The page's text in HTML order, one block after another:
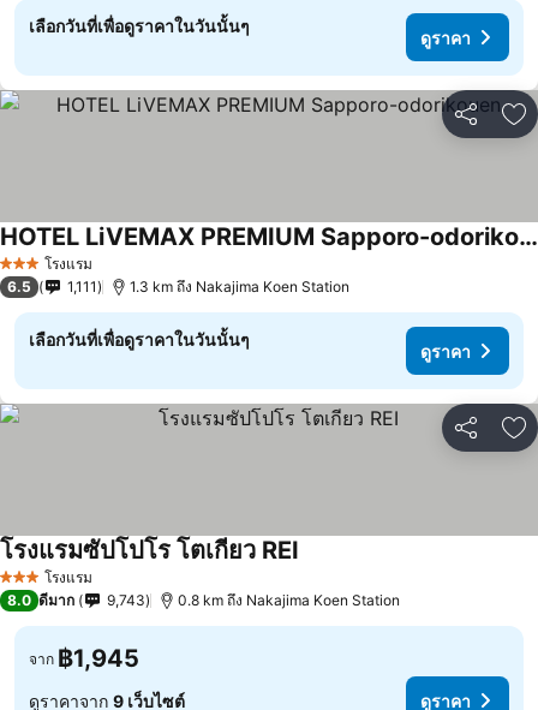
เลือกวันที่เพื่อดูราคาในวันนั้นๆ
ดูราคา
แชร์ เ
3 ดาว โรงแรม
HOTEL LiVEMAX PREMIUM Sapporo-odorikouen
6.5 1,111 1.3 km ถึง Nakajima Koen Station
เลือกวันที่เพื่อดูราคาในวันนั้นๆ
ดูราคา
แชร์ เ
3 ดาว โรงแรม
โรงแรมซัปโปโร โตเกียว REI
8.0 ดีมาก 9,743 0.8 km ถึง Nakajima Koen Station
จาก ฿1,945
ดูราคาจาก 9 เว็บไซต์ ดูราคา